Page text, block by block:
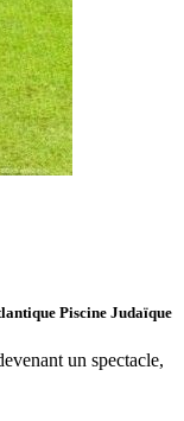
Piscine Judaïque
un spectacle,